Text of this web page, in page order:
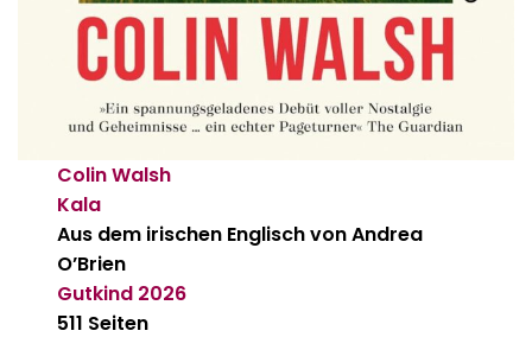
Colin Walsh
Kala
Aus dem irischen Englisch von Andrea
O’Brien
Gutkind 2026
511 Seiten